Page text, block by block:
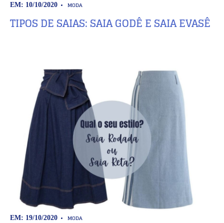
EM: 10/10/2020 MODA
TIPOS DE SAIAS: SAIA GODÊ E SAIA EVASÊ
EM: 19/10/2020 MODA